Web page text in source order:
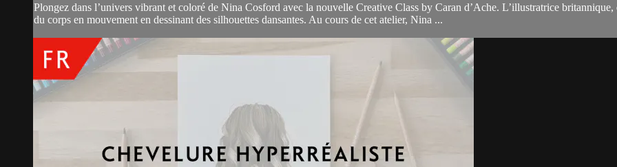
Plongez dans l’univers vibrant et coloré de Nina Cosford avec la nouvelle Creative Class by Caran d’Ache. L’illustratrice
du corps en mouvement en dessinant des silhouettes dansantes. Au cours de cet atelier, Nina ...